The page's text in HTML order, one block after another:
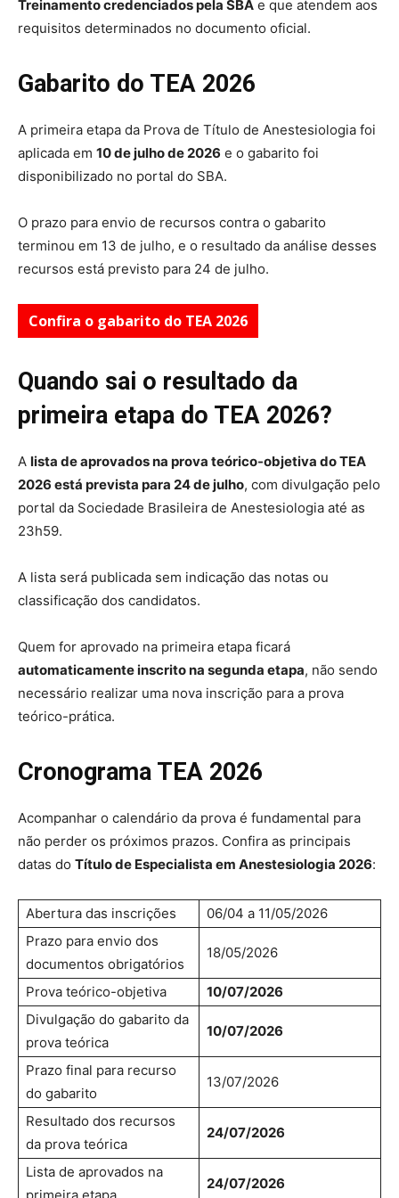
Treinamento credenciados pela SBA e que atendem aos
requisitos determinados no documento oficial.
Gabarito do TEA 2026
A primeira etapa da Prova de Título de Anestesiologia foi
aplicada em 10 de julho de 2026 e o gabarito foi
disponibilizado no portal do SBA.
O prazo para envio de recursos contra o gabarito
terminou em 13 de julho, e o resultado da análise desses
recursos está previsto para 24 de julho.
Confira o gabarito do TEA 2026
Quando sai o resultado da
primeira etapa do TEA 2026?
A lista de aprovados na prova teórico-objetiva do TEA
2026 está prevista para 24 de julho, com divulgação pelo
portal da Sociedade Brasileira de Anestesiologia até as
23h59.
A lista será publicada sem indicação das notas ou
classificação dos candidatos.
Quem for aprovado na primeira etapa ficará
automaticamente inscrito na segunda etapa, não sendo
necessário realizar uma nova inscrição para a prova
teórico-prática.
Cronograma TEA 2026
Acompanhar o calendário da prova é fundamental para
não perder os próximos prazos. Confira as principais
datas do Título de Especialista em Anestesiologia 2026:
Abertura das inscrições
06/04 a 11/05/2026
Prazo para envio dos
documentos obrigatórios
18/05/2026
Prova teórico-objetiva
10/07/2026
Divulgação do gabarito da
prova teórica
10/07/2026
Prazo final para recurso
do gabarito
13/07/2026
Resultado dos recursos
da prova teórica
24/07/2026
Lista de aprovados na
24/07/2026